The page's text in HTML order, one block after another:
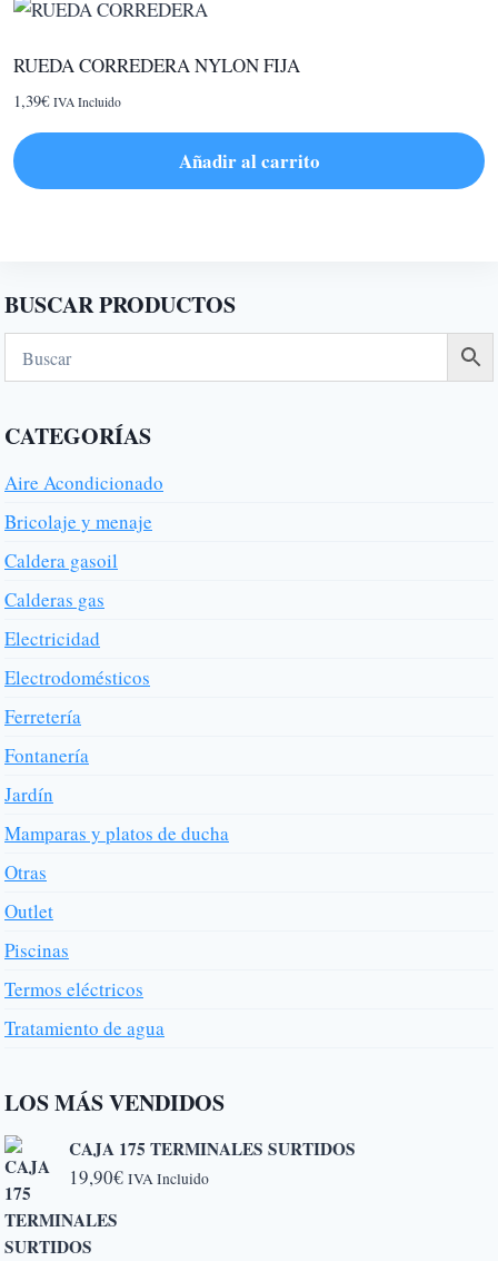
de
producto
RUEDA CORREDERA NYLON FIJA
1,39€ IVA Incluido
Añadir al carrito
BUSCAR PRODUCTOS
CATEGORÍAS
Aire Acondicionado
Bricolaje y menaje
Caldera gasoil
Calderas gas
Electricidad
Electrodomésticos
Ferretería
Fontanería
Jardín
Mamparas y platos de ducha
Otras
Outlet
Piscinas
Termos eléctricos
Tratamiento de agua
LOS MÁS VENDIDOS
CAJA 175 TERMINALES SURTIDOS
19,90€ IVA Incluido